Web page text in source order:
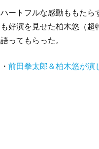
ハートフルな感動ももたら
も好演を見せた柏木悠（
語ってもらった。
・ 前田拳太郎＆柏木悠が演